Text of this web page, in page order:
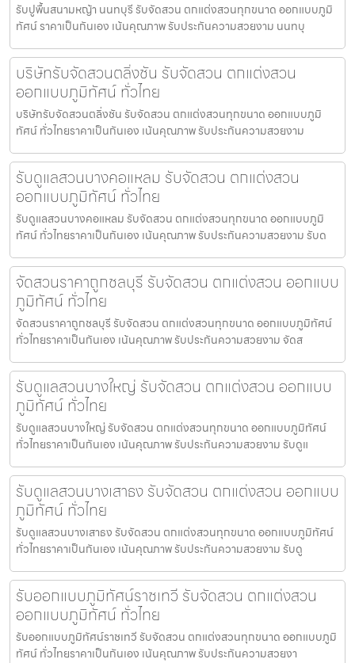
รับปูพื้นสนามหญ้า นนทบุรี รับจัดสวน ตกแต่งสวนทุกขนาด ออกแบบภูมิ
ทัศน์ ราคาเป็นกันเอง เน้นคุณภาพ รับประกันความสวยงาม นนทบุ
บริษัทรับจัดสวนตลิ่งชัน รับจัดสวน ตกแต่งสวน
ออกแบบภูมิทัศน์ ทั่วไทย
บริษัทรับจัดสวนตลิ่งชัน รับจัดสวน ตกแต่งสวนทุกขนาด ออกแบบภูมิ
ทัศน์ ทั่วไทยราคาเป็นกันเอง เน้นคุณภาพ รับประกันความสวยงาม
รับดูแลสวนบางคอแหลม รับจัดสวน ตกแต่งสวน
ออกแบบภูมิทัศน์ ทั่วไทย
รับดูแลสวนบางคอแหลม รับจัดสวน ตกแต่งสวนทุกขนาด ออกแบบภูมิ
ทัศน์ ทั่วไทยราคาเป็นกันเอง เน้นคุณภาพ รับประกันความสวยงาม รับด
จัดสวนราคาถูกชลบุรี รับจัดสวน ตกแต่งสวน ออกแบบ
ภูมิทัศน์ ทั่วไทย
จัดสวนราคาถูกชลบุรี รับจัดสวน ตกแต่งสวนทุกขนาด ออกแบบภูมิทัศน์
ทั่วไทยราคาเป็นกันเอง เน้นคุณภาพ รับประกันความสวยงาม จัดส
รับดูแลสวนบางใหญ่ รับจัดสวน ตกแต่งสวน ออกแบบ
ภูมิทัศน์ ทั่วไทย
รับดูแลสวนบางใหญ่ รับจัดสวน ตกแต่งสวนทุกขนาด ออกแบบภูมิทัศน์
ทั่วไทยราคาเป็นกันเอง เน้นคุณภาพ รับประกันความสวยงาม รับดูแ
รับดูแลสวนบางเสาธง รับจัดสวน ตกแต่งสวน ออกแบบ
ภูมิทัศน์ ทั่วไทย
รับดูแลสวนบางเสาธง รับจัดสวน ตกแต่งสวนทุกขนาด ออกแบบภูมิทัศน์
ทั่วไทยราคาเป็นกันเอง เน้นคุณภาพ รับประกันความสวยงาม รับดู
รับออกแบบภูมิทัศน์ราชเทวี รับจัดสวน ตกแต่งสวน
ออกแบบภูมิทัศน์ ทั่วไทย
รับออกแบบภูมิทัศน์ราชเทวี รับจัดสวน ตกแต่งสวนทุกขนาด ออกแบบภูมิ
ทัศน์ ทั่วไทยราคาเป็นกันเอง เน้นคุณภาพ รับประกันความสวยงา